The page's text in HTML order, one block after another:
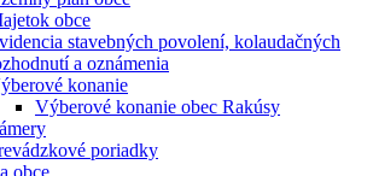
obce
stavebných povolení, kolaudačných
a oznámenia
konanie
Výberové konanie obec Rakúsy
poriadky
obce